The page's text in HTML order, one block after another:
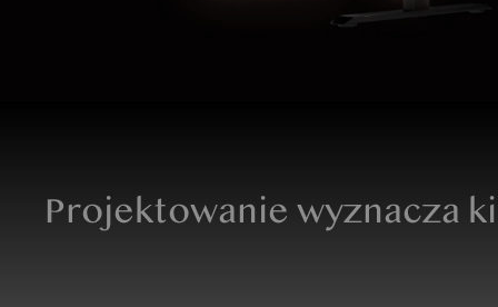
Projektowanie wyznacza